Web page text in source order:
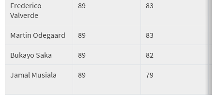
Frederico
Valverde
89 83
Martin Odegaard 89 83
Bukayo Saka 89 82
Jamal Musiala 89 79